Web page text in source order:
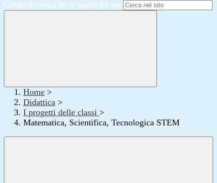
Campo di ricerca per le pagine del sito
Home >
Didattica >
I progetti delle classi >
Matematica, Scientifica, Tecnologica STEM